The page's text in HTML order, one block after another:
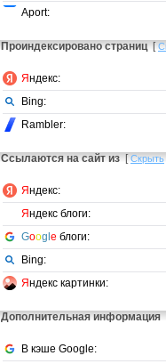
Aport:
Проиндексировано страниц [
Яндекс:
Bing:
Rambler:
Ссылаются на сайт из [Скрыть
Яндекс:
Яндекс блоги:
Google блоги:
Bing:
Яндекс картинки:
Дополнительная информация
В кэше Google: